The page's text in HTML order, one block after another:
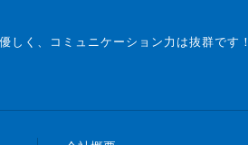
しく、コミュニケーション力は抜群です！